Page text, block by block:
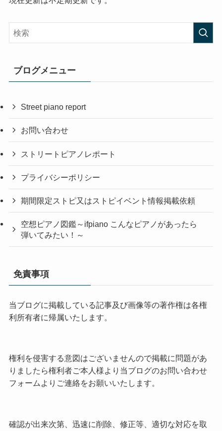
ブログメニュー
Street piano report
お問い合わせ
ストリートピアノレポート
プライバシーポリシー
期間限定ストピ又はストピイベント情報掲載依頼
空想ピアノ図鑑～ifpiano こんなピアノがあったら
弾いてみたい！～
免責事項
当ブログに掲載している記事及び画像等の著作権は各権
利所有者に帰属いたします。
権利を侵害する意図はございませんので掲載に問題があ
りましたら権利者ご本人様より当ブログのお問い合わせ
フォームよりご連絡をお願いいたします。
確認が出来次第、迅速に削除、修正等、適切な対応を取